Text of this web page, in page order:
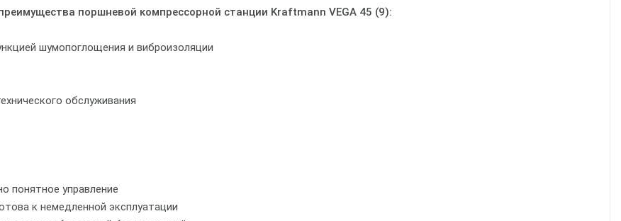
поршневой компрессорной станции Kraftmann VEGA 45 (9):
шумопоглощения и виброизоляции
обслуживания
понятное управление
к немедленной эксплуатации